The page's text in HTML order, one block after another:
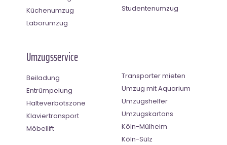
Küchenumzug
Laborumzug
Studentenumzug
Umzugsservice
Beiladung
Entrümpelung
Halteverbotszone
Klaviertransport
Möbellift
Transporter mieten
Umzug mit Aquarium
Umzugshelfer
Umzugskartons
Köln-Mülheim
Köln-Sülz